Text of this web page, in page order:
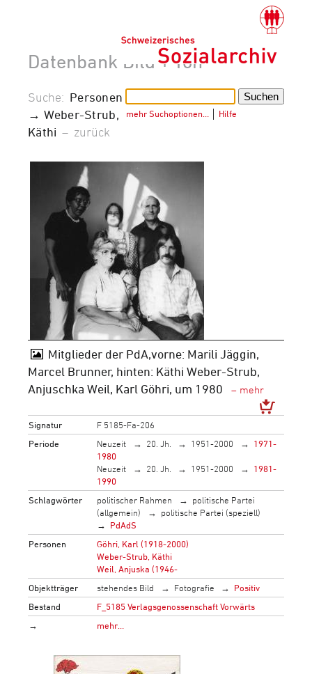
Datenbank Bild + Ton
mehr Suchoptionen… Hilfe
Suche: Personen
→ Weber-Strub,
Käthi – zurück
Mitglieder der PdA,vorne: Marili Jäggin,
Marcel Brunner, hinten: Käthi Weber-Strub,
Anjuschka Weil, Karl Göhri, um 1980
Signatur
F 5185-Fa-206
Periode
Neuzeit 20. Jh. 1951-2000
1971-
1980
Neuzeit
20. Jh. 1951-2000
1981-
1990
Schlagwörter
politischer Rahmen
politische Partei
(allgemein)
politische Partei (speziell)
PdAdS
Personen
Göhri, Karl (1918-2000)
Weber-Strub, Käthi
Weil, Anjuska (1946-
Objektträger
stehendes Bild Fotografie
Positiv
Bestand
F_5185 Verlagsgenossenschaft Vorwärts
→
mehr…